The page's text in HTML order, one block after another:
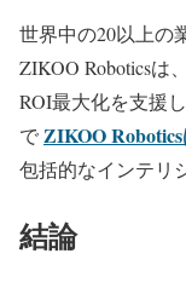
世界中の20以上の
ZIKOO Roboticsは
ROI最大化を支援
でZIKOO Robotics
包括的なインテリ
結論